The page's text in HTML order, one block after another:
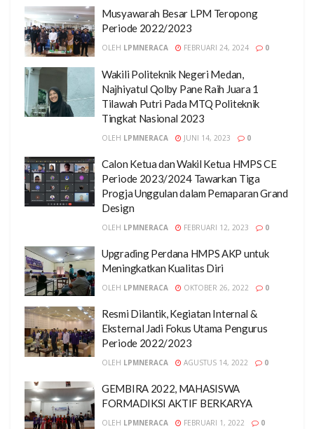
Musyawarah Besar LPM Teropong
Periode 2022/2023
OLEH LPMNERACA FEBRUARI 24, 2024 0
Wakili Politeknik Negeri Medan,
Najhiyatul Qolby Pane Raih Juara 1
Tilawah Putri Pada MTQ Politeknik
Tingkat Nasional 2023
OLEH LPMNERACA JUNI 14, 2023 0
Calon Ketua dan Wakil Ketua HMPS CE
Periode 2023/2024 Tawarkan Tiga
Progja Unggulan dalam Pemaparan Grand
Design
OLEH LPMNERACA FEBRUARI 12, 2023 0
Upgrading Perdana HMPS AKP untuk
Meningkatkan Kualitas Diri
OLEH LPMNERACA OKTOBER 26, 2022 0
Resmi Dilantik, Kegiatan Internal &
Eksternal Jadi Fokus Utama Pengurus
Periode 2022/2023
OLEH LPMNERACA AGUSTUS 14, 2022 0
GEMBIRA 2022, MAHASISWA
FORMADIKSI AKTIF BERKARYA
OLEH LPMNERACA FEBRUARI 1, 2022 0